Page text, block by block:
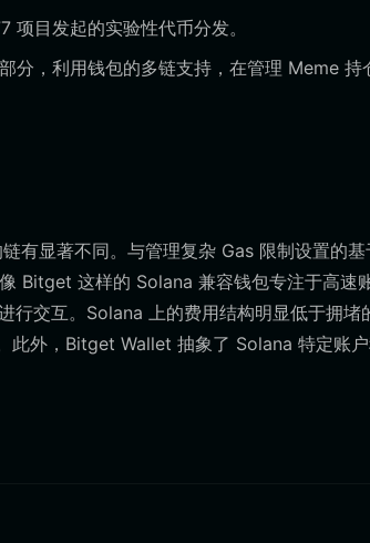
目发起的实验性代币分发。
分，利用钱包的多链支持，在管理 Meme 持
有显著不同。与管理复杂 Gas 限制设置的基
Bitget 这样的 Solana 兼容钱包专注于高速
行交互。Solana 上的费用结构明显低于拥堵
此外，Bitget Wallet 抽象了 Solana 特定账